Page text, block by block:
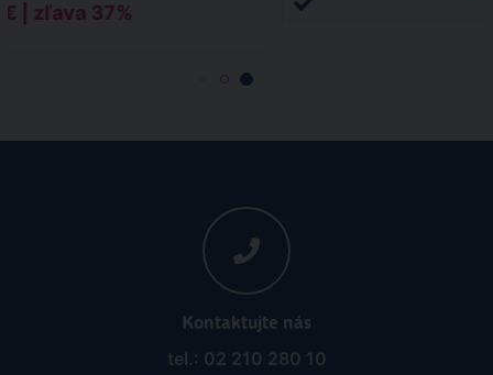
| zľava 37%
Kontaktujte nás
tel.: 02 210 280 10